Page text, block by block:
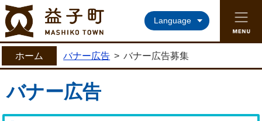
益子町ホームページ
Language
ホーム バナー広告 > バナー広告募集
バナー広告